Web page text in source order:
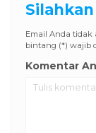
Email Anda tidak
bintang (*) wajib
Komentar